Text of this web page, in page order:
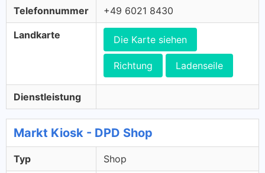
Telefonnummer +49 6021 8430
Landkarte Die Karte siehen
Richtung Ladenseile
Dienstleistung
Markt Kiosk - DPD Shop
Typ Shop